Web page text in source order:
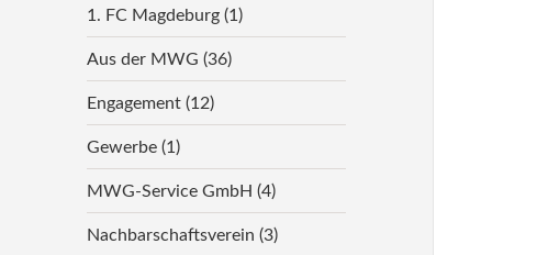
1. FC Magdeburg(1)
Aus der MWG (36)
Engagement(12)
Gewerbe(1)
MWG-Service GmbH (4)
Nachbarschaftsverein (3)